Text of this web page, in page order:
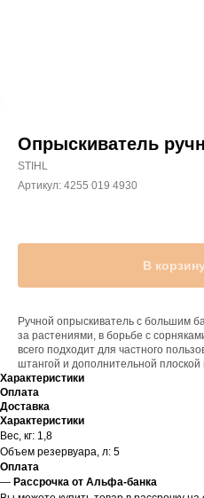
Опрыскиватель
STIHL
Артикул: 4255 019 4930
В
Ручной опрыскиватель с большим
за растениями, в борьбе с
всего подходит для частного
штангой и дополнительной плоской
Характеристики
Оплата
Доставка
Характеристики
Вес, кг: 1,8
Объем резервуара, л: 5
Оплата
— Рассрочка от Альфа-банка